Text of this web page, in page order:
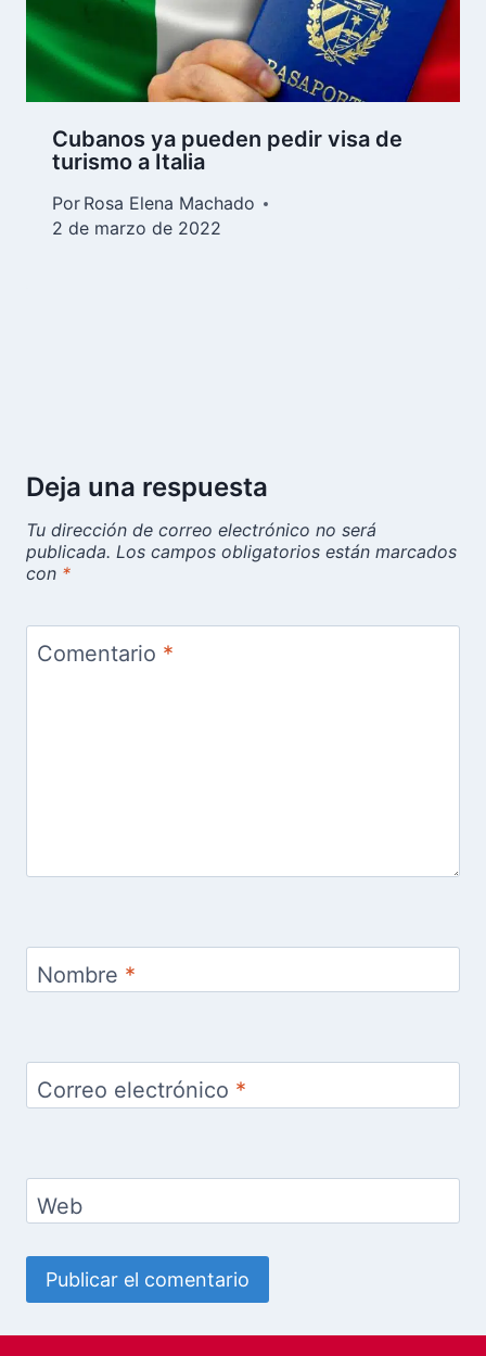
Cubanos ya pueden pedir visa de
turismo a Italia
Por Rosa Elena Machado
2 de marzo de 2022
Deja una respuesta
Tu dirección de correo electrónico no será
publicada. Los campos obligatorios están marcados
con *
Comentario *
Nombre *
Correo electrónico *
Web